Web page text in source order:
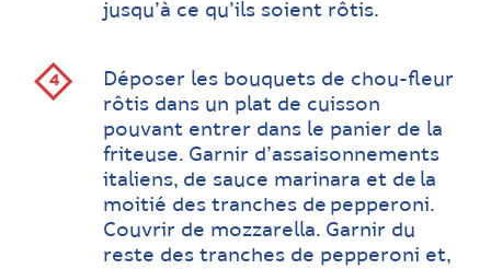
jusqu’à ce qu’ils soient rôtis.
Déposer les bouquets de chou-fleur
rôtis dans un plat de cuisson
pouvant entrer dans le panier de la
friteuse. Garnir d’assaisonnements
italiens, de sauce marinara et de la
moitié des tranches de pepperoni.
Couvrir de mozzarella. Garnir du
reste des tranches de pepperoni et,